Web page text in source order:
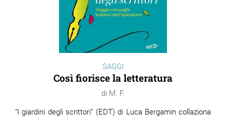
SAGGI
Così fiorisce la letteratura
M. F.
“I giardini degli scrittori” (EDT) di Luca Bergamin collaziona